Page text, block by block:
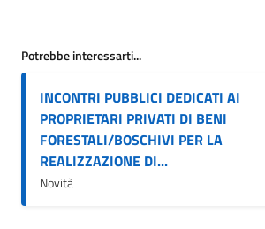
Potrebbe interessarti...
INCONTRI PUBBLICI DEDICATI AI
PROPRIETARI PRIVATI DI BENI
FORESTALI/BOSCHIVI PER LA
REALIZZAZIONE DI...
Novità